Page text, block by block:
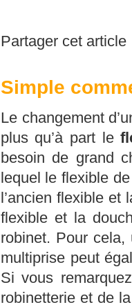
Partager cet article
Simple
Le changement
plus qu’à part le
besoin de grand
lequel le flexible
l’ancien flexible et
flexible et la
robinet. Pour
multiprise peut
Si vous
robinetterie et de